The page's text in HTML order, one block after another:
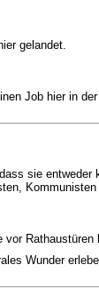
gelandet.
Job hier in
sie
Wunder